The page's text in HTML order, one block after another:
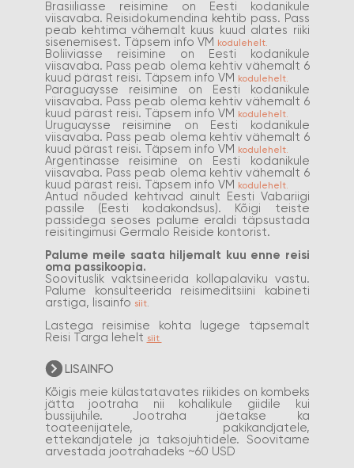
Brasiiliasse reisimine on Eesti kodanikule
viisavaba. Reisidokumendina kehtib pass. Pass
peab kehtima vähemalt kuus kuud alates riiki
sisenemisest. Täpsem info VM kodulehelt.
Boliiviasse reisimine on Eesti kodanikule
viisavaba. Pass peab olema kehtiv vähemalt 6
kuud pärast reisi. Täpsem info VM kodulehelt.
Paraguaysse reisimine on Eesti kodanikule
viisavaba. Pass peab olema kehtiv vähemalt 6
kuud pärast reisi. Täpsem info VM kodulehelt.
Uruguaysse reisimine on Eesti kodanikule
viisavaba. Pass peab olema kehtiv vähemalt 6
kuud pärast reisi. Täpsem info VM kodulehelt.
Argentinasse reisimine on Eesti kodanikule
viisavaba. Pass peab olema kehtiv vähemalt 6
kuud pärast reisi. Täpsem info VM kodulehelt.
​Antud nõuded kehtivad ainult Eesti Vabariigi
passile (Eesti kodakondsus). Kõigi teiste
passidega seoses palume eraldi täpsustada
reisitingimusi Germalo Reiside kontorist.
Palume meile saata hiljemalt kuu enne reisi
oma passikoopia.
Soovituslik vaktsineerida kollapalaviku vastu.
Palume konsulteerida reisimeditsiini kabineti
arstiga, lisainfo siit.
Lastega reisimise kohta lugege täpsemalt
Reisi Targa lehelt siit
LISAINFO
Kõigis meie külastatavates riikides on kombeks
jätta jootraha nii kohalikule giidile kui
bussijuhile. Jootraha jäetakse ka
toateenijatele, pakikandjatele,
ettekandjatele ja taksojuhtidele. Soovitame
arvestada jootrahadeks ~60 USD